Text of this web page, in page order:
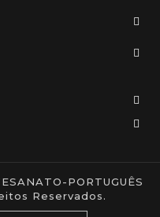
PORTUGUÊS
Reservados.